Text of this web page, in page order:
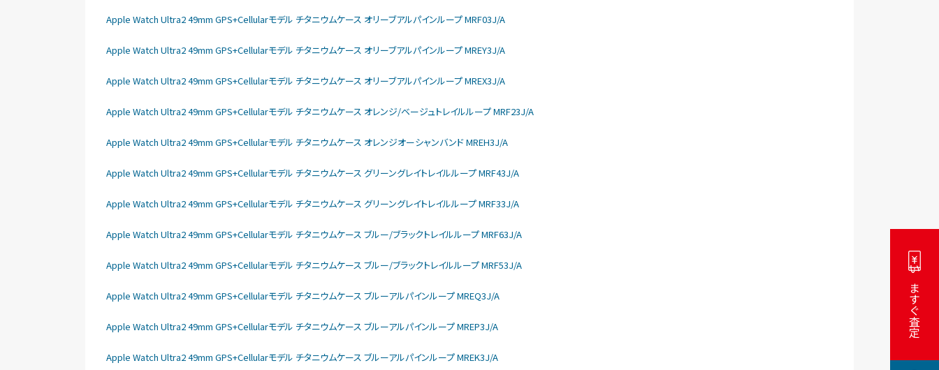
いますぐ査定
Apple Watch Ultra2 49mm GPS+Cellularモデル チタニウムケース オリーブアルパインループ MRF03J/A
Apple Watch Ultra2 49mm GPS+Cellularモデル チタニウムケース オリーブアルパインループ MREY3J/A
Apple Watch Ultra2 49mm GPS+Cellularモデル チタニウムケース オリーブアルパインループ MREX3J/A
Apple Watch Ultra2 49mm GPS+Cellularモデル チタニウムケース オレンジ/ベージュトレイルループ MRF23J/A
Apple Watch Ultra2 49mm GPS+Cellularモデル チタニウムケース オレンジオーシャンバンド MREH3J/A
Apple Watch Ultra2 49mm GPS+Cellularモデル チタニウムケース グリーングレイトレイルループ MRF43J/A
Apple Watch Ultra2 49mm GPS+Cellularモデル チタニウムケース グリーングレイトレイルループ MRF33J/A
Apple Watch Ultra2 49mm GPS+Cellularモデル チタニウムケース ブルー/ブラックトレイルループ MRF63J/A
Apple Watch Ultra2 49mm GPS+Cellularモデル チタニウムケース ブルー/ブラックトレイルループ MRF53J/A
Apple Watch Ultra2 49mm GPS+Cellularモデル チタニウムケース ブルーアルパインループ MREQ3J/A
Apple Watch Ultra2 49mm GPS+Cellularモデル チタニウムケース ブルーアルパインループ MREP3J/A
Apple Watch Ultra2 49mm GPS+Cellularモデル チタニウムケース ブルーアルパインループ MREK3J/A